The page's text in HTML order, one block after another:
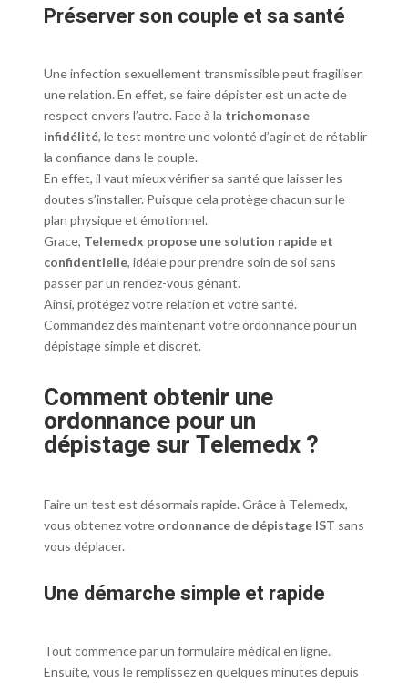
Préserver son couple et sa santé
Une infection sexuellement transmissible peut fragiliser
une relation. En effet, se faire dépister est un acte de
respect envers l’autre. Face à la trichomonase
infidélité, le test montre une volonté d’agir et de rétablir
la confiance dans le couple.
En effet, il vaut mieux vérifier sa santé que laisser les
doutes s’installer. Puisque cela protège chacun sur le
plan physique et émotionnel.
Grace, Telemedx propose une solution rapide et
confidentielle, idéale pour prendre soin de soi sans
passer par un rendez-vous gênant.
Ainsi, protégez votre relation et votre santé.
Commandez dès maintenant votre ordonnance pour un
dépistage simple et discret.
Comment obtenir une
ordonnance pour un
dépistage sur Telemedx ?
Faire un test est désormais rapide. Grâce à Telemedx,
vous obtenez votre ordonnance de dépistage IST sans
vous déplacer.
Une démarche simple et rapide
Tout commence par un formulaire médical en ligne.
Ensuite, vous le remplissez en quelques minutes depuis